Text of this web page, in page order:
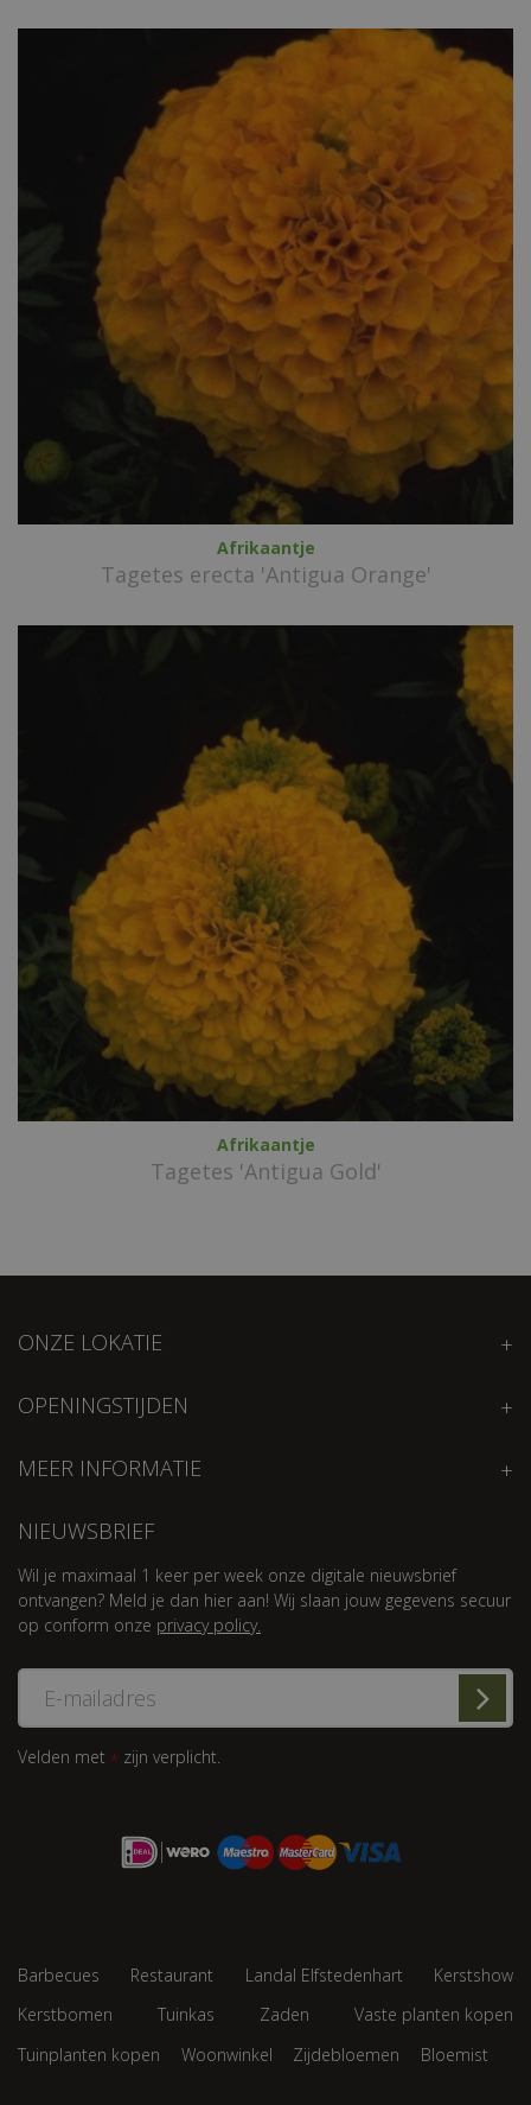
Afrikaantje
Tagetes erecta 'Antigua Orange'
Afrikaantje
Tagetes 'Antigua Gold'
ONZE LOKATIE
OPENINGSTIJDEN
MEER INFORMATIE
NIEUWSBRIEF
Wil je maximaal 1 keer per week onze digitale nieuwsbrief
ontvangen? Meld je dan hier aan! Wij slaan jouw gegevens secuur
op conform onze privacy policy.
Velden met * zijn verplicht.
Barbecues Restaurant Landal Elfstedenhart
Kerstshow
Kerstbomen
Tuinkas Zaden
Vaste planten kopen
Tuinplanten kopen
Woonwinkel Zijdebloemen Bloemist